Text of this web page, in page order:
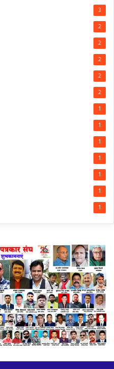
3
2
2
2
2
2
1
1
1
1
1
1
1